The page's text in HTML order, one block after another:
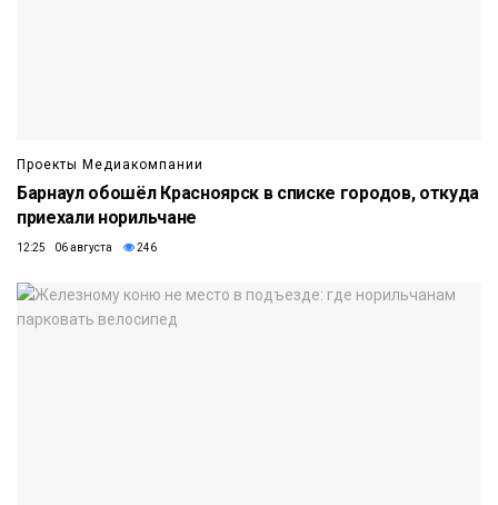
Проекты Медиакомпании
Барнаул обошёл Красноярск в списке городов, откуда
приехали норильчане
12:25 06 августа 246